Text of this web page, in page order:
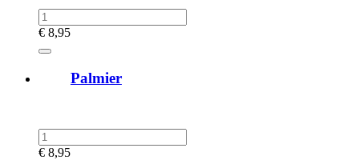
€ 8,95
Palmier
€ 8,95